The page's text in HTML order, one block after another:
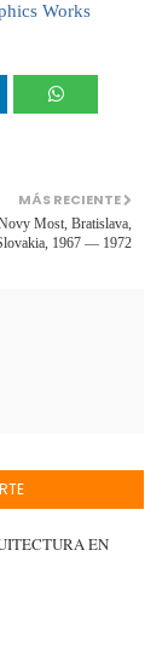
Works
MÁS RECIENTE
Most, Bratislava,
1967 — 1972
EN